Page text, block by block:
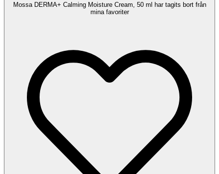
Mossa DERMA+ Calming Moisture Cream, 50 ml har tagits bort från
mina favoriter